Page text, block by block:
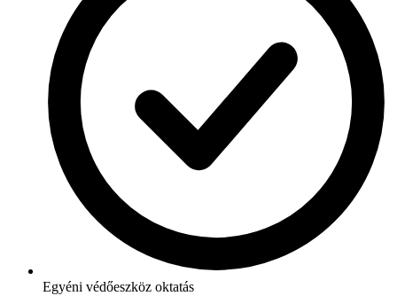
Egyéni védőeszköz oktatás